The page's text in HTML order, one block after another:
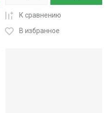
К сравнению
В избранное